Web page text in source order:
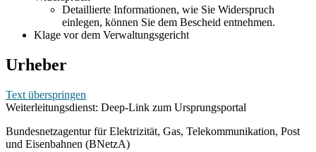
Detaillierte Informationen, wie Sie Widerspruch
einlegen, können Sie dem Bescheid entnehmen.
Klage vor dem Verwaltungsgericht
Urheber
Text überspringen
Weiterleitungsdienst: Deep-Link zum Ursprungsportal
Bundesnetzagentur für Elektrizität, Gas, Telekommunikation, Post
und Eisenbahnen (BNetzA)